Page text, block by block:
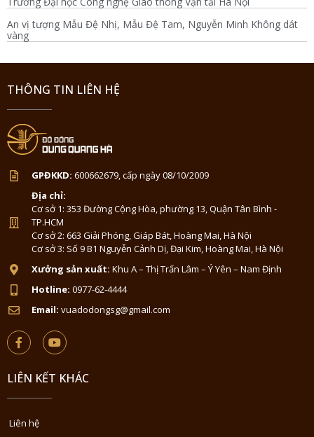
An vị tượng Mẫu Đệ Nhị, Mẫu Đệ Tam, Nguyễn Minh Không dát
vàng
THÔNG TIN LIÊN HỆ
GPĐKKD: 600662679, cấp ngày 08/10/2009
Địa chỉ:
Cơ sở 1: 353 Đường Cộng Hòa, phường 13, Quận Tân Bình -
TP.HCM
Cơ sở 2: 663 Giải Phóng, Giáp Bát, Hoàng Mai, Hà Nội
Cơ sở 3: Số 9 B1 Nguyễn Cảnh Dị, Đại Kim, Hoàng Mai, Hà Nội
Xưởng sản xuất: Khu A – Thị Trấn Lâm – Ý Yên – Nam Định
Hotline: 0977-62-4444
Email: vuadodongsg@gmail.com
LIÊN KẾT KHÁC
Liên hệ